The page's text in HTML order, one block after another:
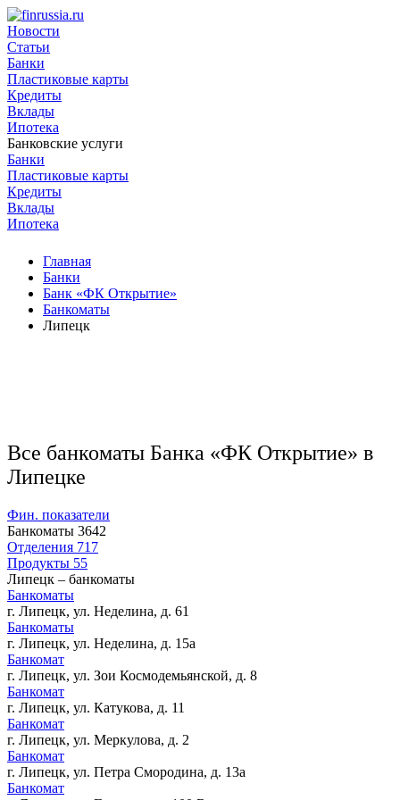
Новости
Статьи
Банки
Пластиковые карты
Кредиты
Вклады
Ипотека
Банковские услуги
Банки
Пластиковые карты
Кредиты
Вклады
Ипотека
Главная
Банки
Банк «ФК Открытие»
Банкоматы
Липецк
Все банкоматы Банка «ФК Открытие» в
Липецке
Фин. показатели
Банкоматы 3642
Отделения 717
Продукты 55
Липецк – банкоматы
Банкоматы
г. Липецк, ул. Неделина, д. 61
Банкоматы
г. Липецк, ул. Неделина, д. 15а
Банкомат
г. Липецк, ул. Зои Космодемьянской, д. 8
Банкомат
г. Липецк, ул. Катукова, д. 11
Банкомат
г. Липецк, ул. Меркулова, д. 2
Банкомат
г. Липецк, ул. Петра Смородина, д. 13а
Банкомат